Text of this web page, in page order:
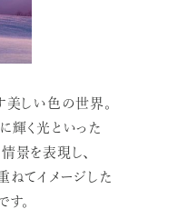
しい色の世界。
輝く光といった
景を表現し、
てイメージした
。